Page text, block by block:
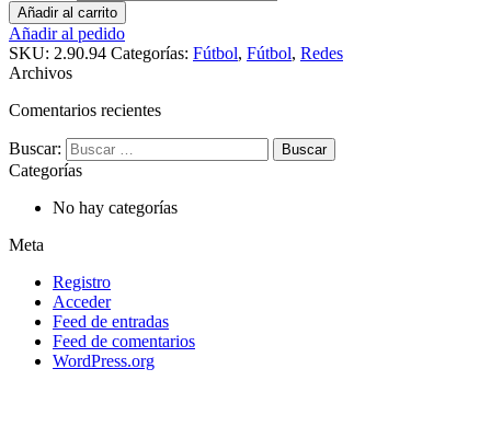
Añadir al carrito
Añadir al pedido
SKU: 2.90.94 Categorías: Fútbol, Fútbol, Redes
Archivos
Comentarios recientes
Buscar:
Categorías
No hay categorías
Meta
Registro
Acceder
Feed de entradas
Feed de comentarios
WordPress.org